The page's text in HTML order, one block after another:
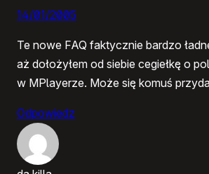
14/01/2005
Te nowe FAQ faktycznie bardzo
aż dołożyłem od siebie cegiełkę o
w MPlayerze. Może się komuś
Odpowiedz